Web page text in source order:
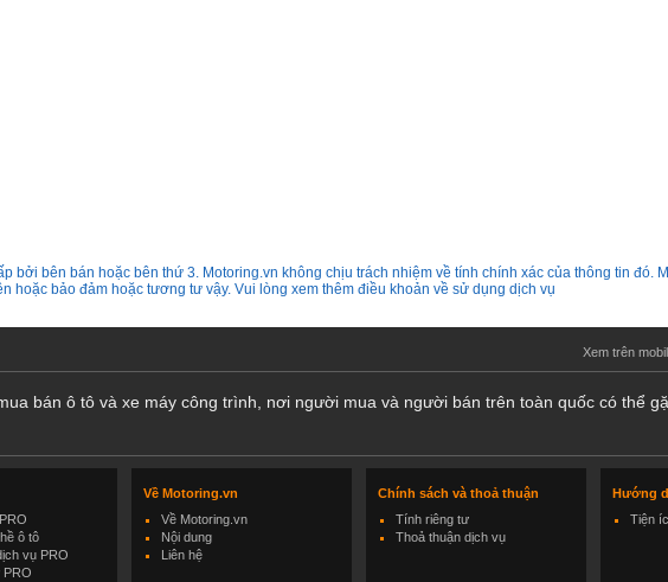
bởi bên bán hoặc bên thứ 3. Motoring.vn không chịu trách nhiệm về tính chính xác của thông tin đó.
hoặc bảo đảm hoặc tương tư vậy. Vui lòng xem thêm điều khoản về sử dụng dịch vụ
Xem trên
bán ô tô và xe máy công trình, nơi người mua và người bán trên toàn quốc có thể
ô tô
vụ PRO
PRO
Về Motoring.vn
Về Motoring.vn
Nội dung
Liên hệ
Chính sách và thoả thuận
Tính riêng tư
Thoả thuận dịch vụ
Hướng
Tiện